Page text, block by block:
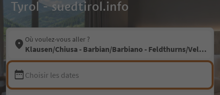
Tyrol - suedtirol.info
Où voulez-vous aller ?
Klausen/Chiusa - Barbian/Barbiano - Feldthurns/
Choisir les dates